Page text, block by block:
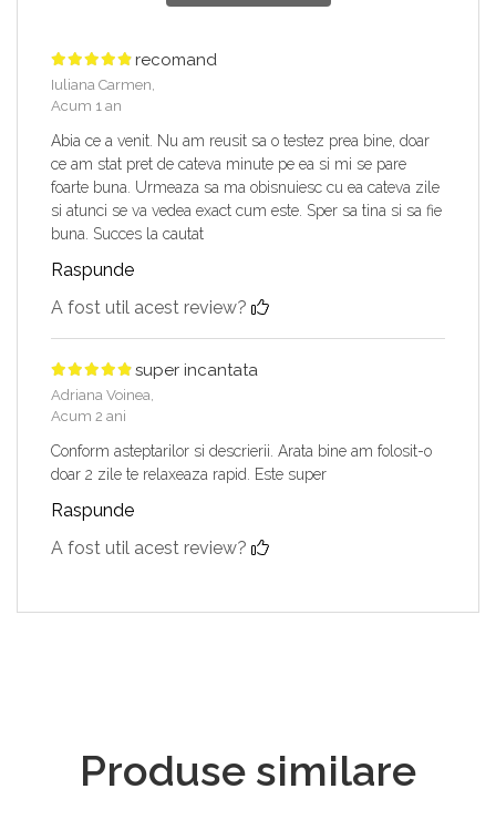
recomand
Iuliana Carmen,
Acum 1 an
Abia ce a venit. Nu am reusit sa o testez prea bine, doar
ce am stat pret de cateva minute pe ea si mi se pare
foarte buna. Urmeaza sa ma obisnuiesc cu ea cateva zile
si atunci se va vedea exact cum este. Sper sa tina si sa fie
buna. Succes la cautat
Raspunde
A fost util acest review?
super incantata
Adriana Voinea,
Acum 2 ani
Conform asteptarilor si descrierii. Arata bine am folosit-o
doar 2 zile te relaxeaza rapid. Este super
Raspunde
A fost util acest review?
Produse similare